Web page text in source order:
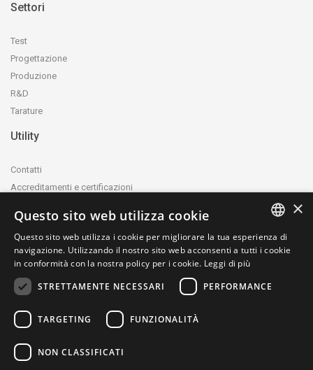
Settori
Test
Progettazione
Produzione
R&D
Tarature
Utility
Contatti
Accreditamenti e certificazioni
Cookie Policy
whistleblowing@ctecnica.it
Informativa dei contributi pubblici
Mappa del sito
ITALIAN
×
Questo sito web utilizza cookie
Questo sito web utilizza i cookie per migliorare la tua esperienza di
navigazione. Utilizzando il nostro sito web acconsenti a tutti i cookie
in conformità con la nostra policy per i cookie. Leggi di più
STRETTAMENTE NECESSARI
PERFORMANCE
TARGETING FUNZIONALITÀ
NON CLASSIFICATI